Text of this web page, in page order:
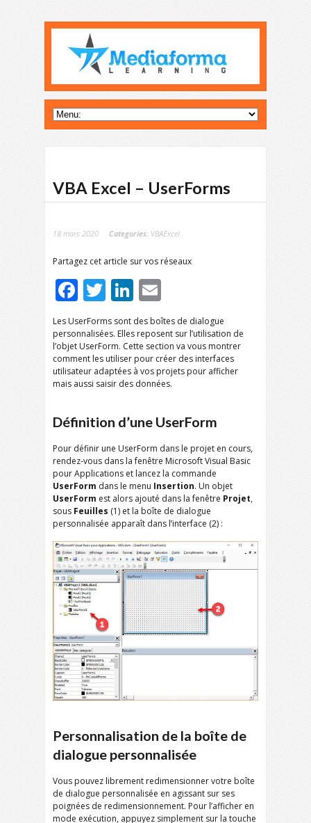
VBA Excel – UserForms
18 mars 2020 Categories: VBAExcel
Partagez cet article sur vos réseaux
Facebook
TwitterLinkedIn
Les UserForms sont des boîtes de dialogue
personnalisées. Elles reposent sur l’utilisation de
l’objet UserForm. Cette section va vous montrer
comment les utiliser pour créer des interfaces
utilisateur adaptées à vos projets pour afficher
mais aussi saisir des données.
Définition d’une UserForm
Pour définir une UserForm dans le projet en cours,
rendez-vous dans la fenêtre Microsoft Visual Basic
pour Applications et lancez la commande
UserForm dans le menu Insertion. Un objet
UserForm est alors ajouté dans la fenêtre Projet,
sous Feuilles (1) et la boîte de dialogue
personnalisée apparaît dans l’interface (2) :
Personnalisation de la boîte de
dialogue personnalisée
Vous pouvez librement redimensionner votre boîte
de dialogue personnalisée en agissant sur ses
poignées de redimensionnement. Pour l’afficher en
mode exécution, appuyez simplement sur la touche